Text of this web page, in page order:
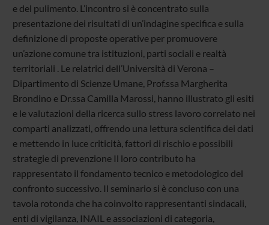
e del pulimento. L’incontro si è concentrato sulla
presentazione dei risultati di un’indagine specifica e sulla
definizione di proposte operative per promuovere
un’azione comune tra istituzioni, parti sociali e realtà
territoriali . Le relatrici dell’Università di Verona –
Dipartimento di Scienze Umane, Prof.ssa Margherita
Brondino e Dr.ssa Camilla Marossi, hanno illustrato gli esiti
e le valutazioni della ricerca sullo stress lavoro correlato nei
comparti analizzati, offrendo una lettura scientifica dei dati
e mettendo in luce criticità, fattori di rischio e possibili
strategie di prevenzione Il loro contributo ha
rappresentato il fondamento tecnico e metodologico del
confronto successivo. Il seminario si è concluso con una
tavola rotonda che ha coinvolto rappresentanti sindacali,
enti di vigilanza, INAIL e associazioni di categoria,